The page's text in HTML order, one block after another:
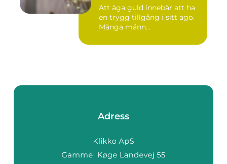
Att äga guld innebär att ha
en trygg tillgång i sitt ägo.
Många männ...
Adress